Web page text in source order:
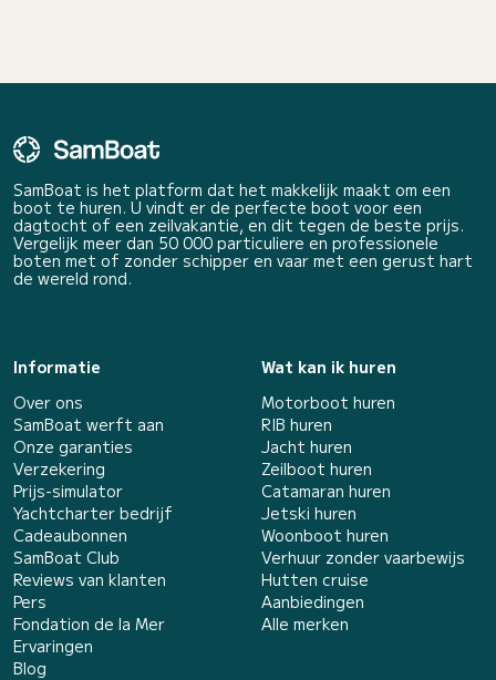
SamBoat is het platform dat het makkelijk maakt om een
boot te huren. U vindt er de perfecte boot voor een
dagtocht of een zeilvakantie, en dit tegen de beste prijs.
Vergelijk meer dan 50 000 particuliere en professionele
boten met of zonder schipper en vaar met een gerust hart
de wereld rond.
Informatie
Over ons
SamBoat werft aan
Onze garanties
Verzekering
Prijs-simulator
Yachtcharter bedrijf
Cadeaubonnen
SamBoat Club
Reviews van klanten
Pers
Fondation de la Mer
Ervaringen
Blog
Wat kan ik huren
Motorboot huren
RIB huren
Jacht huren
Zeilboot huren
Catamaran huren
Jetski huren
Woonboot huren
Verhuur zonder vaarbewijs
Hutten cruise
Aanbiedingen
Alle merken